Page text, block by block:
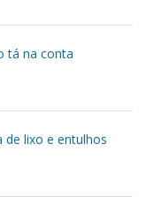
tá na conta
de lixo e entulhos